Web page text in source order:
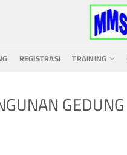
REGISTRASI TRAINING
GEDUNG